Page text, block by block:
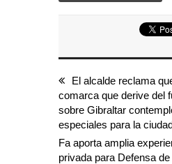
El alcalde reclama
comarca que derive del
sobre Gibraltar
especiales para la
Fa aporta amplia
privada para Defensa